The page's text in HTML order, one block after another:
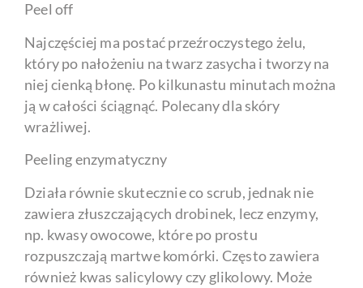
Peel off
Najczęściej ma postać przeźroczystego żelu,
który po nałożeniu na twarz zasycha i tworzy na
niej cienką błonę. Po kilkunastu minutach można
ją w całości ściągnąć. Polecany dla skóry
wrażliwej.
Peeling enzymatyczny
Działa równie skutecznie co scrub, jednak nie
zawiera złuszczających drobinek, lecz enzymy,
np. kwasy owocowe, które po prostu
rozpuszczają martwe komórki. Często zawiera
również kwas salicylowy czy glikolowy. Może